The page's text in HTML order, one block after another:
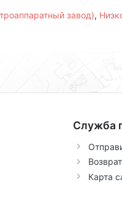
завод),
Служба
Карта